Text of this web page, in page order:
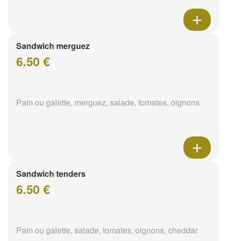
Sandwich merguez
6.50 €
Pain ou galette, merguez, salade, tomates, oignons
Sandwich tenders
6.50 €
Pain ou galette, salade, tomates, oignons, cheddar